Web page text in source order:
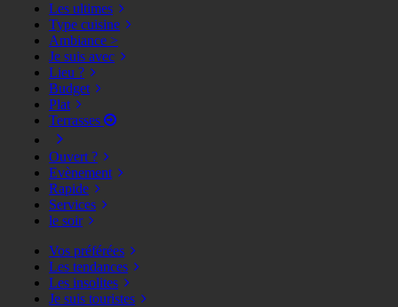
Les ultimes
Type cuisine
Ambiance >
Je suis avec
Lieu ?
Budget
Plat
Terrasses
Ouvert ?
Evènement
Rapide
Services
le soir
Vos préférées
Les tendances
Les insolites
Je suis touristes